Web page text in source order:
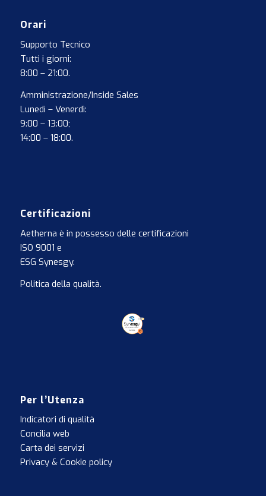
Orari
Supporto Tecnico
Tutti i giorni:
8:00 – 21:00.
Amministrazione/Inside Sales
Lunedì – Venerdì:
9:00 – 13:00;
14:00 – 18:00.
Certificazioni
Aetherna è in possesso delle certificazioni
ISO 9001 e
ESG Synesgy.
Politica della qualità.
Per l’Utenza
Indicatori di qualità
Concilia web
Carta dei servizi
Privacy & Cookie policy